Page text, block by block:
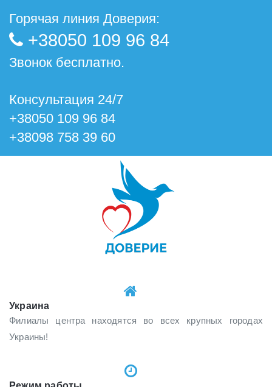
Горячая линия Доверия:
+38050 109 96 84
Звонок бесплатно.
Консультация 24/7
+38050 109 96 84
+38098 758 39 60
Украина
Филиалы центра находятся во всех крупных городах
Украины!